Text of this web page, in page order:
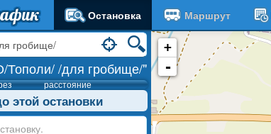
Остановка Маршрут
/для гробище/"
расстояние
этой остановки
+
-